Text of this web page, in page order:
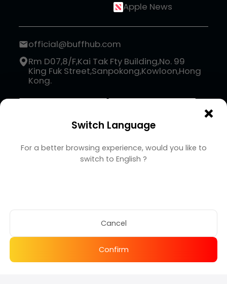
Apple News
official@buffhub.com
Rm D07,8/F,Kai Tak Fty Building,No. 99
King Fuk Street,Sanpokong,Kowloon,Hong
Kong.
Switch Language ×
For a better browsing experience, would you like to
switch to English ?
Cancel
Confirm